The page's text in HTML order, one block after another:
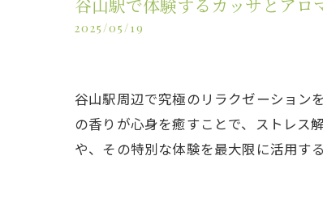
谷山駅で体験するカッサとアロ
2025/05/19
谷山駅周辺で究極のリラクゼーション
の香りが心身を癒すことで、ストレス
や、その特別な体験を最大限に活用す